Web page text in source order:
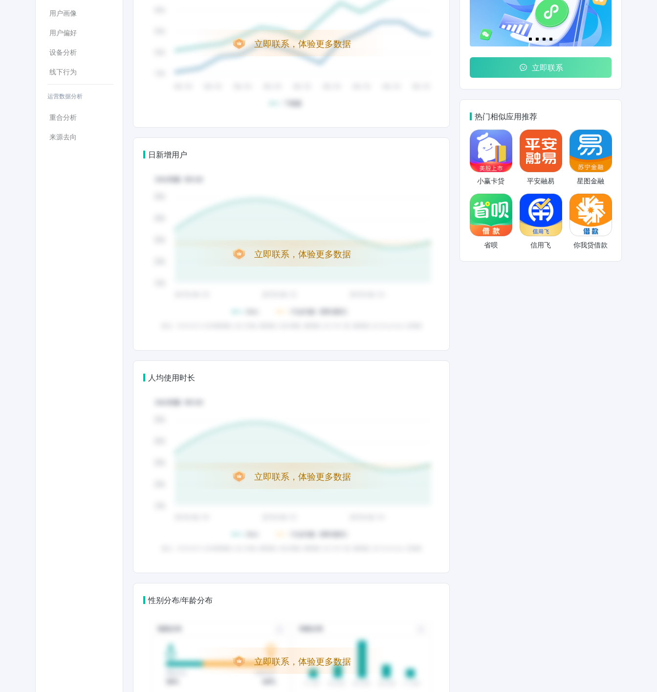
用户画像
用户偏好
设备分析
线下行为
运营数据分析
重合分析
来源去向
立即联系，体验更多数据
日新增用户
立即联系，体验更多数据
人均使用时长
立即联系，体验更多数据
性别分布/年龄分布
立即联系，体验更多数据
立即联系
热门相似应用推荐
小赢卡贷 平安融易 星图金融
省呗 信用飞 你我贷借款